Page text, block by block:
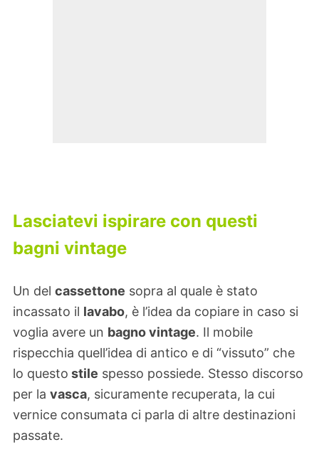
Lasciatevi ispirare con questi
bagni vintage
Un del cassettone sopra al quale è stato
incassato il lavabo, è l’idea da copiare in caso si
voglia avere un bagno vintage. Il mobile
rispecchia quell’idea di antico e di “vissuto” che
lo questo stile spesso possiede. Stesso discorso
per la vasca, sicuramente recuperata, la cui
vernice consumata ci parla di altre destinazioni
passate.